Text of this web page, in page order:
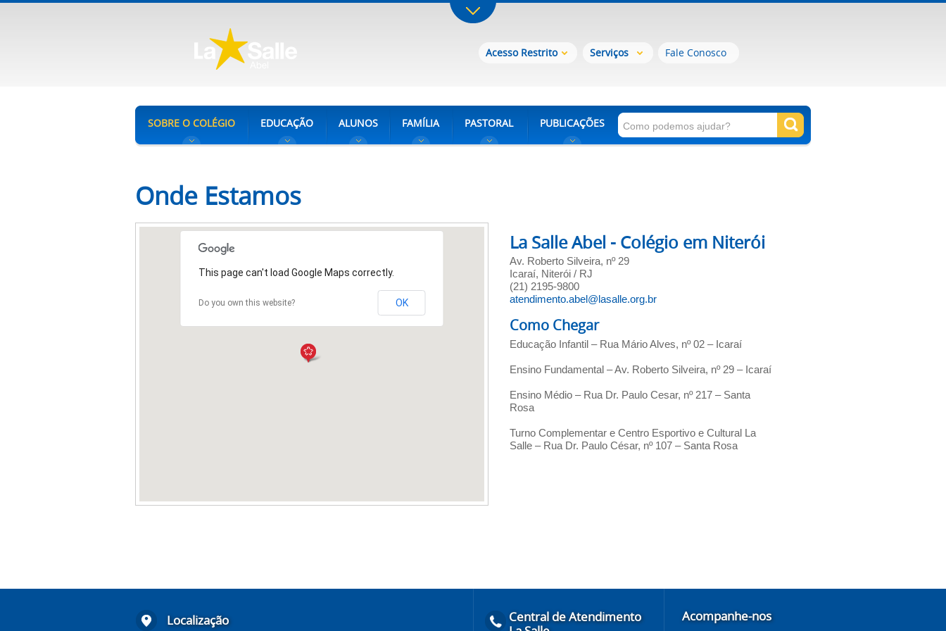
Acesso Restrito Serviços Fale Conosco
SOBRE O COLÉGIO EDUCAÇÃO ALUNOS FAMÍLIA PASTORAL PUBLICAÇÕES
Onde Estamos
This page can't load Google Maps correctly.
Do you own this website? OK
La Salle Abel - Colégio em Niterói
Av. Roberto Silveira, nº 29
Icaraí, Niterói / RJ
(21) 2195-9800
atendimento.abel@lasalle.org.br
Como Chegar
Educação Infantil – Rua Mário Alves, nº 02 – Icaraí
Ensino Fundamental – Av. Roberto Silveira, nº 29 – Icaraí
Ensino Médio – Rua Dr. Paulo Cesar, nº 217 – Santa
Rosa
Turno Complementar e Centro Esportivo e Cultural La
Salle – Rua Dr. Paulo César, nº 107 – Santa Rosa
Localização
Central de Atendimento
Acompanhe-nos